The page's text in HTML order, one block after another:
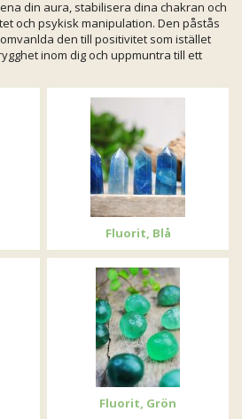
din aura, stabilisera dina chakran och
och psykisk manipulation. Den påstås
den till positivitet som istället
inom dig och uppmuntra till ett
Fluorit, Blå
Fluorit, Grön